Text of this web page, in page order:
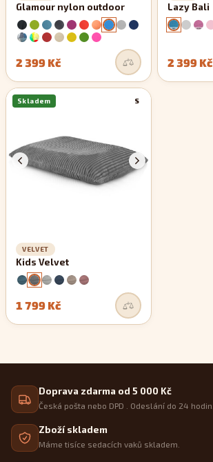
Glamour nylon outdoor
2 399 Kč
Lazy Bali
2 399 Kč
S
Skladem
VELVET
Kids Velvet
1 799 Kč
Doprava zdarma od 5 000 Kč
Česká pošta nebo DPD . Odeslání do 24 hodin.
Zboží skladem
Máme tisíce sedacích vaků skladem.